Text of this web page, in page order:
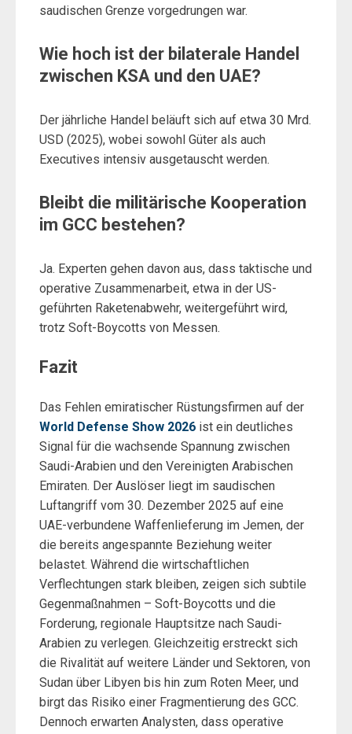
saudischen Grenze vorgedrungen war.
Wie hoch ist der bilaterale Handel
zwischen KSA und den UAE?
Der jährliche Handel beläuft sich auf etwa 30 Mrd.
USD (2025), wobei sowohl Güter als auch
Executives intensiv ausgetauscht werden.
Bleibt die militärische Kooperation
im GCC bestehen?
Ja. Experten gehen davon aus, dass taktische und
operative Zusammenarbeit, etwa in der US-
geführten Raketenabwehr, weitergeführt wird,
trotz Soft-Boycotts von Messen.
Fazit
Das Fehlen emiratischer Rüstungsfirmen auf der
World Defense Show 2026 ist ein deutliches
Signal für die wachsende Spannung zwischen
Saudi-Arabien und den Vereinigten Arabischen
Emiraten. Der Auslöser liegt im saudischen
Luftangriff vom 30. Dezember 2025 auf eine
UAE-verbundene Waffenlieferung im Jemen, der
die bereits angespannte Beziehung weiter
belastet. Während die wirtschaftlichen
Verflechtungen stark bleiben, zeigen sich subtile
Gegenmaßnahmen – Soft-Boycotts und die
Forderung, regionale Hauptsitze nach Saudi-
Arabien zu verlegen. Gleichzeitig erstreckt sich
die Rivalität auf weitere Länder und Sektoren, von
Sudan über Libyen bis hin zum Roten Meer, und
birgt das Risiko einer Fragmentierung des GCC.
Dennoch erwarten Analysten, dass operative